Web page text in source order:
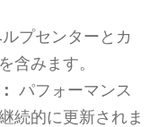
プセンターとカ
含みます。
パフォーマンス
続的に更新されま